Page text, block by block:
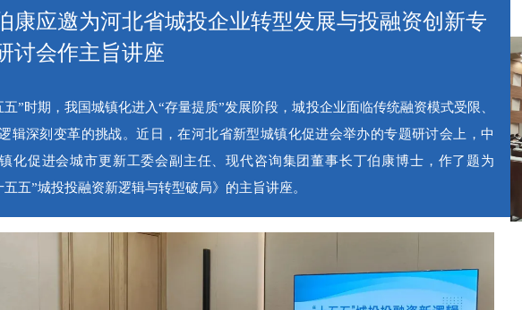
康应邀为河北省城投企业转型发展与投融资创新专
讨会作主旨讲座
五”时期，我国城镇化进入“存量提质”发展阶段，城投企业面临传统融资模式受限、
辑深刻变革的挑战。近日，在河北省新型城镇化促进会举办的专题研讨会上，中
化促进会城市更新工委会副主任、现代咨询集团董事长丁伯康博士，作了题为
五五”城投投融资新逻辑与转型破局》的主旨讲座。